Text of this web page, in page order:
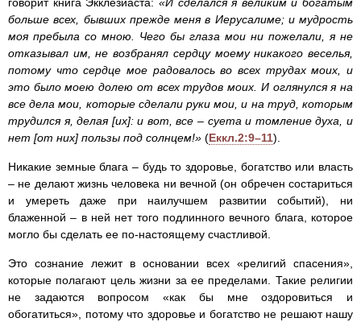
говорит книга Экклезиаста: «И сделался я великим и богатым
больше всех, бывших прежде меня в Иерусалиме; и мудрость
моя пребыла со мною. Чего бы глаза мои ни пожелали, я не
отказывал им, не возбранял сердцу моему никакого веселья,
потому что сердце мое радовалось во всех трудах моих, и
это было моею долею от всех трудов моих. И оглянулся я на
все дела мои, которые сделали руки мои, и на труд, которым
трудился я, делая [их]: и вот, все – суета и томление духа, и
нет [от них] пользы под солнцем!» (Еккл.2:9–11).
Никакие земные блага – будь то здоровье, богатство или власть
– не делают жизнь человека ни вечной (он обречен состариться
и умереть даже при наилучшем развитии событий), ни
блаженной – в ней нет того подлинного вечного блага, которое
могло бы сделать ее по-настоящему счастливой.
Это сознание лежит в основании всех «религий спасения»,
которые полагают цель жизни за ее пределами. Такие религии
не задаются вопросом «как бы мне оздоровиться и
обогатиться», потому что здоровье и богатство не решают нашу